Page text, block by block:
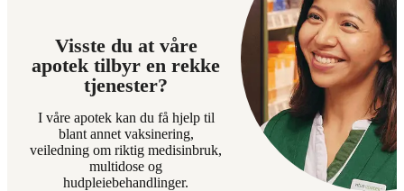
Visste du at våre
apotek tilbyr en rekke
tjenester?
I våre apotek kan du få hjelp til
blant annet vaksinering,
veiledning om riktig medisinbruk,
multidose og
hudpleiebehandlinger.